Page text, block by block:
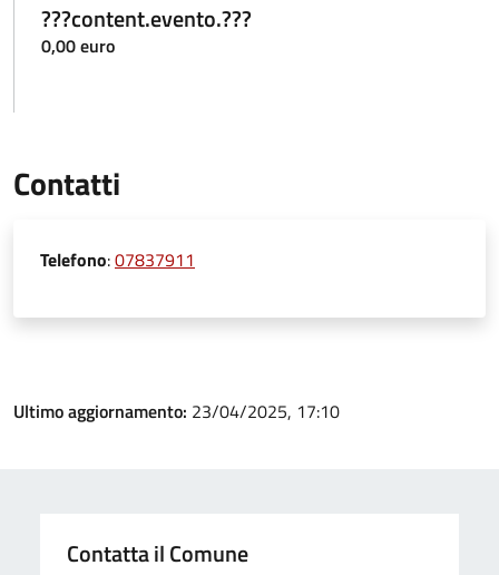
???content.evento.???
0,00 euro
Contatti
Telefono:07837911
Ultimo aggiornamento: 23/04/2025, 17:10
Contatta il Comune